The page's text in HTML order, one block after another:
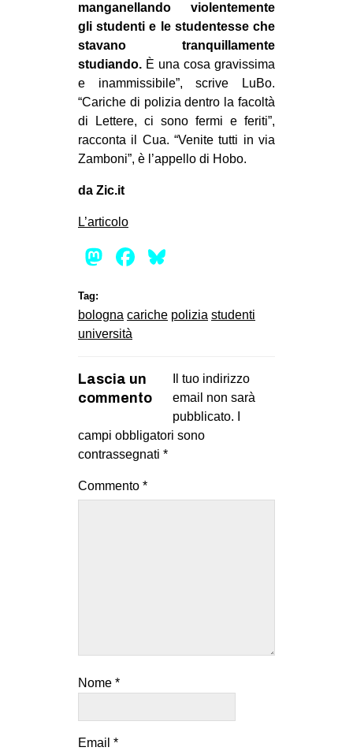
manganellando violentemente
gli studenti e le studentesse che
stavano tranquillamente
studiando. È una cosa gravissima
e inammissibile”, scrive LuBo.
“Cariche di polizia dentro la facoltà
di Lettere, ci sono fermi e feriti”,
racconta il Cua. “Venite tutti in via
Zamboni”, è l’appello di Hobo.
da Zic.it
L’articolo
Mastodon
Facebook
Tag:
bologna cariche polizia studenti
università
Lascia un
commento
Il tuo indirizzo
email non sarà
pubblicato.
campi obbligatori sono
contrassegnati *
Commento *
Nome *
Email *